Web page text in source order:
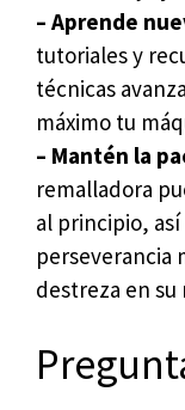
– Aprende
tutoriales y
técnicas
máximo tu
– Mantén la
remalladora
al principio,
perseverancia
destreza en su